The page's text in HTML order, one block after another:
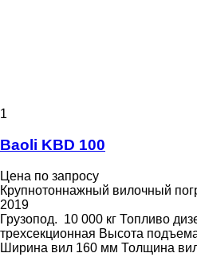
1
Baoli KBD 100
Цена по запросу
Крупнотоннажный вилочный
2019
Грузопод. 10 000 кг Топливо
трехсекционная Высота
Ширина вил 160 мм Толщина